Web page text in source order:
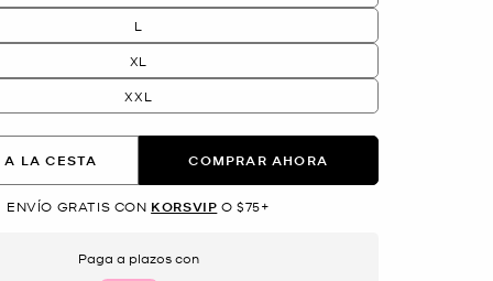
L
XL
XXL
LA CESTA COMPRAR AHORA
ENVÍO GRATIS CON KORSVIP O $75+
Paga a plazos con